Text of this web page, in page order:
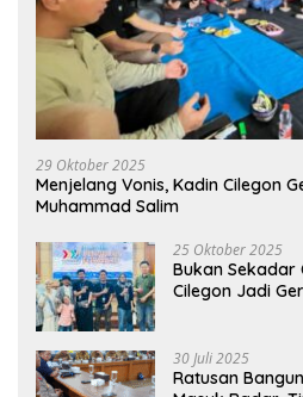
29 Oktober 2025
Menjelang Vonis, Kadin Cilegon
Muhammad Salim
25 Oktober 2025
Bukan Sekadar
Cilegon Jadi
30 Juli 2025
Ratusan